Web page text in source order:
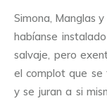
Simona, Manglas
habíanse
salvaje, pero
el complot que se
y se juran a si